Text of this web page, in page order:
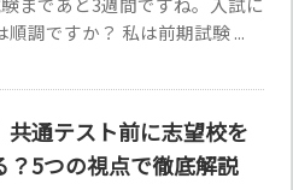
順調ですか？ 私は前期試験 ...
共通テスト前に志望校を
？5つの視点で徹底解説